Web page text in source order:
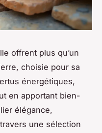
offrent plus qu’un
choisie pour sa
énergétiques,
en apportant bien-
élégance,
une sélection